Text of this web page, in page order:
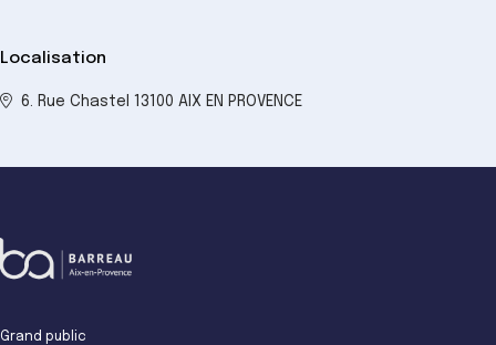
Localisation
6. Rue Chastel 13100 AIX EN PROVENCE
Grand public